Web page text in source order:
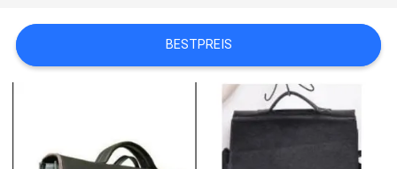
FORDERN
SIE EIN
SITEMAP
BESTPREIS